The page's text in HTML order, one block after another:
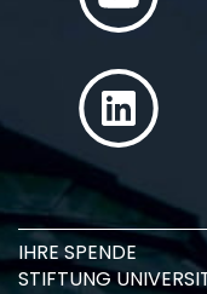
IHRE SPENDE
STIFTUNG